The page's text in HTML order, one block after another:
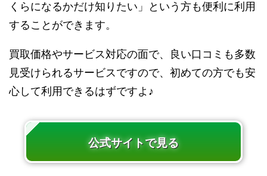
くらになるかだけ知りたい」という方も便利に利用
することができます。
買取価格やサービス対応の面で、良い口コミも多数
見受けられるサービスですので、初めての方でも安
心して利用できるはずですよ♪
公式サイトで見る